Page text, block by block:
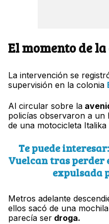
El momento de
La intervención se
supervisión en la colonia
Al circular sobre la
policías observaron a
de una motocicleta
Te puede
Vuelcan tras perder
expulsada
Metros adelante
ellos sacó de una
parecía ser droga.